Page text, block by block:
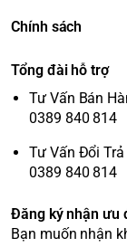
Chính sách
Tổng đài hỗ trợ
Tư Vấn Bán
0389 840 814
Tư Vấn Đổi
0389 840 814
Đăng ký nhận ưu
Bạn muốn nhận